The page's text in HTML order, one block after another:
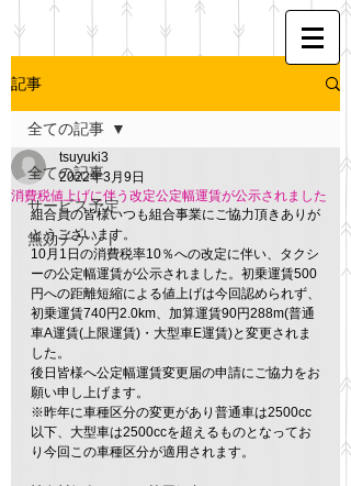
記事
全ての記事
サービス予定
無効チケット
全ての記事
消費税値上げに伴う改定公定幅運賃が公示されました
tsuyuki3
2022年3月9日
組合員の皆様いつも組合事業にご協力頂きありが
とうございます。
10月1日の消費税率10％への改定に伴い、タクシ
ーの公定幅運賃が公示されました。初乗運賃500
円への距離短縮による値上げは今回認められず、
初乗運賃740円2.0km、加算運賃90円288m(普通
車A運賃(上限運賃)・大型車E運賃)と変更されま
した。
後日皆様へ公定幅運賃変更届の申請にご協力をお
願い申し上げます。
※昨年に車種区分の変更があり普通車は2500cc
以下、大型車は2500ccを超えるものとなってお
り今回この車種区分が適用されます。